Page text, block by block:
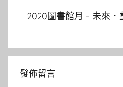
2020圖書館月 – 未來．
發佈留言